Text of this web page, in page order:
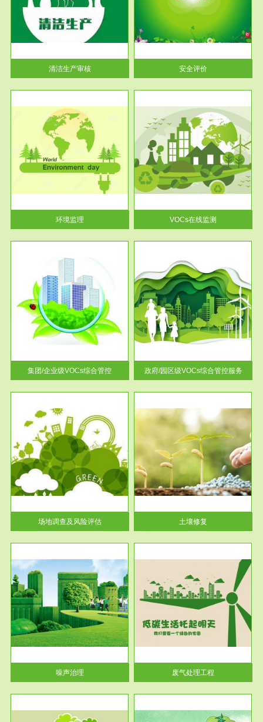
清洁生产审核
安全评价
安全评价安全评价目的是查找、
分析和预测工程、系统、生产经
营活...
安全评价
环境监理
服务范围
VOCs在线监测
根据《重点区域大气污染防
治“十二五”规划》有机废气净化
率达...
VOCs在线监测
集团/企业级VOCs综合管控
服务范围
政府/园区级VOCs综合管控服务
根据《石化行业挥发性有机物综
合整治方案》文件要求，到2017
年，全...
政府/园区级VOCs综合管控服务
场地调查及风险评估
服务范围
土壤修复
土壤修复
噪声治理
服务范围
废气处理工程
废气处理工程